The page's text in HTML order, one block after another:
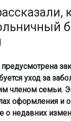
уход за
членом семьи.
оформления и
о недавних